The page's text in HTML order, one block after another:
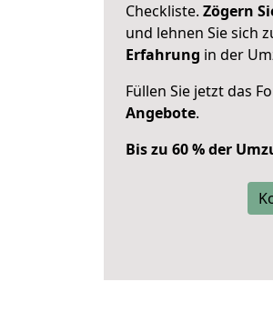
Checkliste. Zögern
und lehnen Sie sich
Erfahrung in der
Füllen Sie jetzt das
Angebote.
Bis zu 60 % der